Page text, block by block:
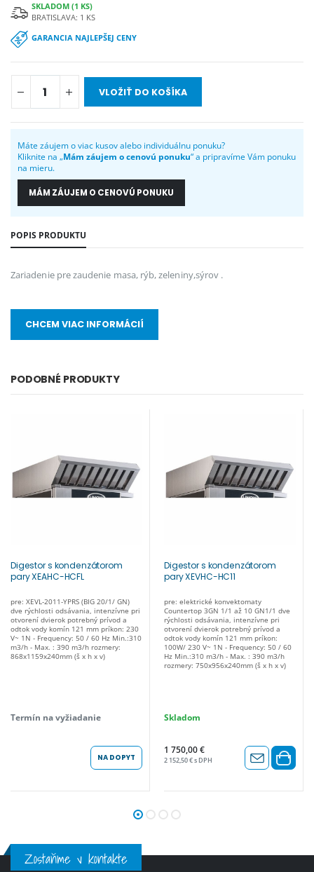
SKLADOM (1 KS)
BRATISLAVA: 1 KS
GARANCIA NAJLEPŠEJ CENY
VLOŽIŤ DO KOŠÍKA
Máte záujem o viac kusov alebo individuálnu ponuku?
Kliknite na „Mám záujem o cenovú ponuku“ a pripravíme Vám ponuku
na mieru.
MÁM ZÁUJEM O CENOVÚ PONUKU
POPIS PRODUKTU
Zariadenie pre zaudenie masa, rýb, zeleniny,sýrov .
CHCEM VIAC INFORMÁCIÍ
PODOBNÉ PRODUKTY
Digestor s kondenzátorom
pary XEAHC-HCFL
pre: XEVL-2011-YPRS (BIG 20/1/ GN)
dve rýchlosti odsávania, intenzívne pri
otvorení dvierok potrebný prívod a
odtok vody komín 121 mm príkon: 230
V~ 1N - Frequency: 50 / 60 Hz Min.:310
m3/h - Max. : 390 m3/h rozmery:
868x1159x240mm (š x h x v)
Termín na vyžiadanie
NA DOPYT
Digestor s kondenzátorom
pary XEVHC-HC11
pre: elektrické konvektomaty
Countertop 3GN 1/1 až 10 GN1/1 dve
rýchlosti odsávania, intenzívne pri
otvorení dvierok potrebný prívod a
odtok vody komín 121 mm príkon:
100W/ 230 V~ 1N - Frequency: 50 / 60
Hz Min.:310 m3/h - Max. : 390 m3/h
rozmery: 750x956x240mm (š x h x v)
Skladom
1 750,00 €
2 152,50 € s DPH
Zostaňme v kontakte